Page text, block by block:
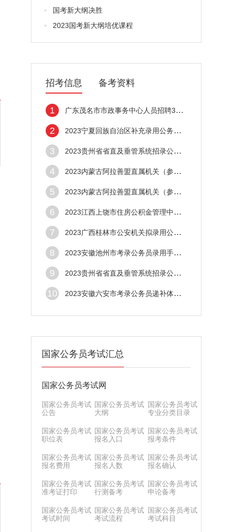
国考新大纲决胜
2023国考新大纲培优课程
招考信息 备考资料
1 广东茂名市市政事务中心人员招聘3人启事
2 2023宁夏回族自治区补充录用公务员面试有关
3 2023贵州省省直及垂管系统招录公务员（人民
4 2023内蒙古阿拉善盟直属机关（参公单位）遴
5 2023内蒙古阿拉善盟直属机关（参公单位）遴
6 2023江西上饶市住房公积金管理中心考录公务
7 2023广西桂林市公安机关拟录用公务员公示（
8 2023安徽池州市考录公务员录用手续办理通知
9 2023贵州省省直及垂管系统招录公务员（人民
10 2023安徽六安市考录公务员递补体检考察人选
国家公务员考试汇总
国家公务员考试网
国家公务员考试
公告
国家公务员考试
大纲
国家公务员考试
专业分类目录
国家公务员考试
职位表
国家公务员考试
报名入口
国家公务员考试
报考条件
国家公务员考试
报名费用
国家公务员考试
报名人数
国家公务员考试
报名确认
国家公务员考试
准考证打印
国家公务员考试
行测备考
国家公务员考试
申论备考
国家公务员考试
考试时间
国家公务员考试
考试流程
国家公务员考试
考试科目